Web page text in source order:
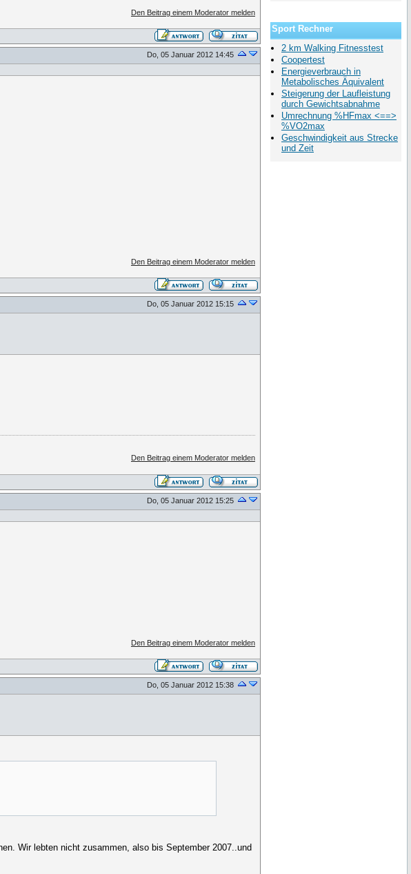
Den Beitrag einem Moderator melden
Do, 05 Januar 2012 14:45
Den Beitrag einem Moderator melden
Do, 05 Januar 2012 15:15
Den Beitrag einem Moderator melden
Do, 05 Januar 2012 15:25
Den Beitrag einem Moderator melden
Do, 05 Januar 2012 15:38
Wir lebten nicht zusammen, also bis September 2007..und
Sport Rechner
2 km Walking Fitnesstest
Coopertest
Energieverbrauch in
Metabolisches Äquivalent
Steigerung der Laufleistung
durch Gewichtsabnahme
Umrechnung %HFmax <==>
%VO2max
Geschwindigkeit aus Strecke
und Zeit